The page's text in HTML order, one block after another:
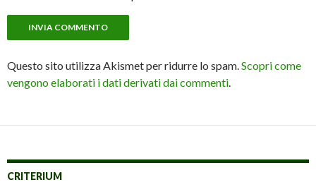
Questo sito utilizza Akismet per ridurre lo spam.Scopri come
vengono elaborati i dati derivati dai commenti.
CRITERIUM